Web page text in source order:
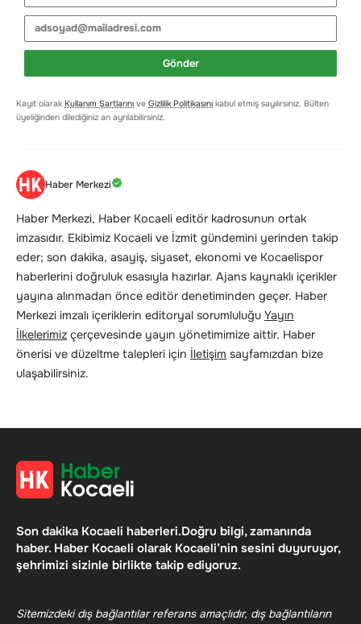
Gönder
Kayıt olarak Kullanım Şartlarını ve Gizlilik Politikasını kabul etmiş sayılırsınız. Bülten
üyeliğinden dilediğiniz an ayrılabilirsiniz.
Haber Merkezi
Haber Merkezi, Haber Kocaeli editör kadrosunun ortak
imzasıdır. Ekibimiz Kocaeli ve İzmit gündemini yerinden takip
eder; son dakika, asayiş, siyaset, ekonomi ve Kocaelispor
haberlerini doğruluk esasıyla hazırlar. Ajans kaynaklı içerikler
yayına alınmadan önce editör denetiminden geçer. Haber
Merkezi imzalı içeriklerin editoryal sorumluluğu Yayın
İlkelerimiz çerçevesinde yayın yönetimimize aittir. Haber
önerisi ve düzeltme talepleri için İletişim sayfamızdan bize
ulaşabilirsiniz.
Son dakika Kocaeli haberleri.Doğru bilgi, zamanında
haber. Haber Kocaeli olarak Kocaeli’nin sesini duyuruyor,
şehrimizi sizinle birlikte takip ediyoruz.
Sitemizdeki dış bağlantılar referans amaçlıdır, dış bağlantıların